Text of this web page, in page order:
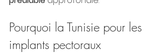
Pourquoi la Tunisie pour les
implants pectoraux